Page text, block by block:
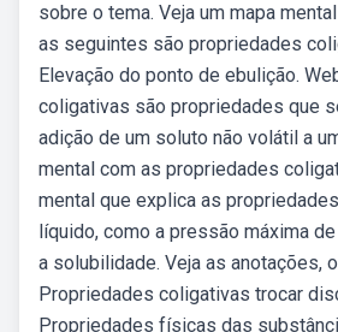
sobre o tema. Veja um mapa
as seguintes são propriedades
Elevação do ponto de ebulição.
coligativas são propriedades que
adição de um soluto não volátil a
mental com as propriedades
mental que explica as
líquido, como a pressão máxima
a solubilidade. Veja as anotações,
Propriedades coligativas trocar
Propriedades físicas das